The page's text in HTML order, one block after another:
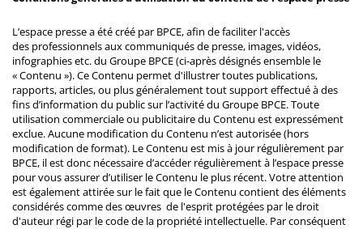
L’espace presse a été créé par BPCE, afin de faciliter l'accès
des professionnels aux communiqués de presse, images, vidéos,
infographies etc. du Groupe BPCE (ci-après désignés ensemble le
« Contenu »). Ce Contenu permet d'illustrer toutes publications,
rapports, articles, ou plus généralement tout support effectué à des
fins d’information du public sur l’activité du Groupe BPCE. Toute
utilisation commerciale ou publicitaire du Contenu est expressément
exclue. Aucune modification du Contenu n’est autorisée (hors
modification de format). Le Contenu est mis à jour régulièrement par
BPCE, il est donc nécessaire d’accéder régulièrement à l’espace presse
pour vous assurer d’utiliser le Contenu le plus récent. Votre attention
est également attirée sur le fait que le Contenu contient des éléments
considérés comme des œuvres de l'esprit protégées par le droit
d'auteur régi par le code de la propriété intellectuelle. Par conséquent